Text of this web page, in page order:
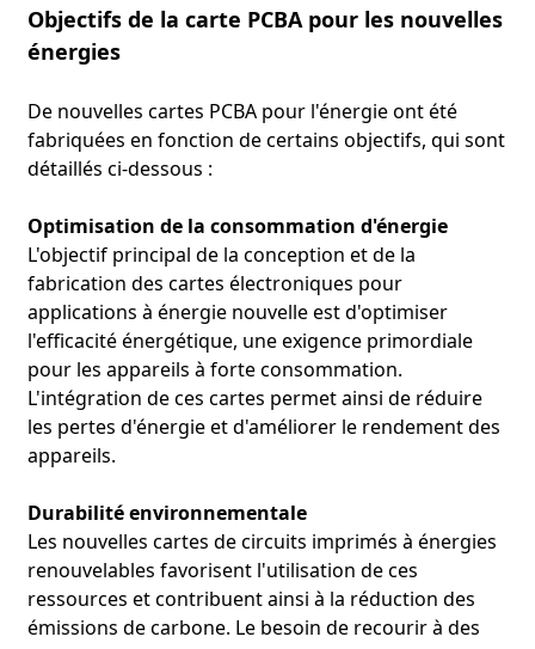
Objectifs de la carte PCBA pour les nouvelles
énergies
De nouvelles cartes PCBA pour l'énergie ont été
fabriquées en fonction de certains objectifs, qui sont
détaillés ci-dessous :
Optimisation de la consommation d'énergie
L'objectif principal de la conception et de la
fabrication des cartes électroniques pour
applications à énergie nouvelle est d'optimiser
l'efficacité énergétique, une exigence primordiale
pour les appareils à forte consommation.
L'intégration de ces cartes permet ainsi de réduire
les pertes d'énergie et d'améliorer le rendement des
appareils.
Durabilité environnementale
Les nouvelles cartes de circuits imprimés à énergies
renouvelables favorisent l'utilisation de ces
ressources et contribuent ainsi à la réduction des
émissions de carbone. Le besoin de recourir à des
surveiller le processus de charge, garantissant ainsi que la
batterie est correctement chargée.
Les cartes PCBA à énergie nouvelle présentent de
nombreux avantages et fonctionnalités, et la manière dont
elles aident de nombreuses industries, notamment
l'industrie automobile, a permis de réduire les émissions
d'énergie dans de nombreux appareils.